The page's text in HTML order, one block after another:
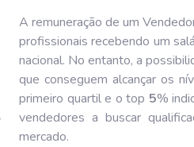
A remuneração de um
profissionais recebendo um
nacional. No entanto, a
que conseguem alcançar os
primeiro quartil e o top 5%
vendedores a buscar
mercado.